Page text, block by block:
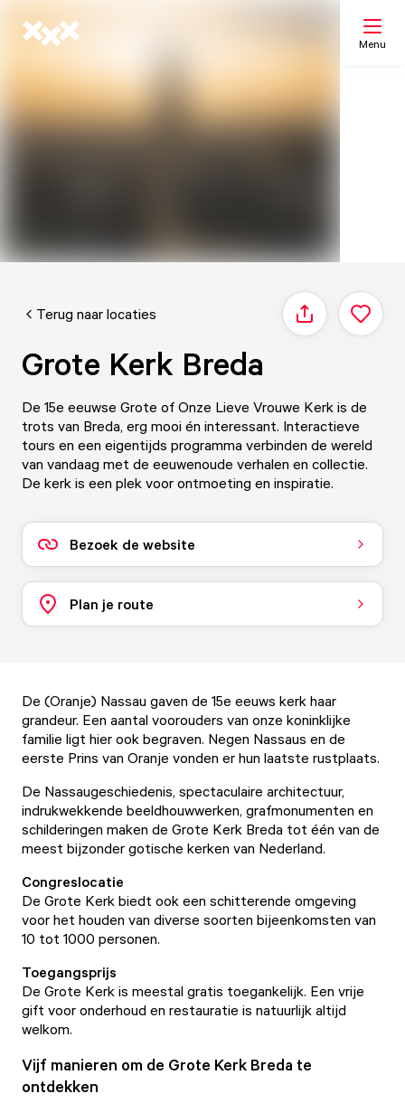
Menu
Terug naar locaties Delen
Grote Kerk Breda
De 15e eeuwse Grote of Onze Lieve Vrouwe Kerk is de
trots van Breda, erg mooi én interessant. Interactieve
tours en een eigentijds programma verbinden de wereld
van vandaag met de eeuwenoude verhalen en collectie.
De kerk is een plek voor ontmoeting en inspiratie.
Bezoek de website
Plan je route
De (Oranje) Nassau gaven de 15e eeuws kerk haar
grandeur. Een aantal voorouders van onze koninklijke
familie ligt hier ook begraven. Negen Nassaus en de
eerste Prins van Oranje vonden er hun laatste rustplaats.
De Nassaugeschiedenis, spectaculaire architectuur,
indrukwekkende beeldhouwwerken, grafmonumenten en
schilderingen maken de Grote Kerk Breda tot één van de
meest bijzonder gotische kerken van Nederland.
Congreslocatie
De Grote Kerk biedt ook een schitterende omgeving
voor het houden van diverse soorten bijeenkomsten van
10 tot 1000 personen.
Toegangsprijs
De Grote Kerk is meestal gratis toegankelijk. Een vrije
gift voor onderhoud en restauratie is natuurlijk altijd
welkom.
Vijf manieren om de Grote Kerk Breda te
ontdekken